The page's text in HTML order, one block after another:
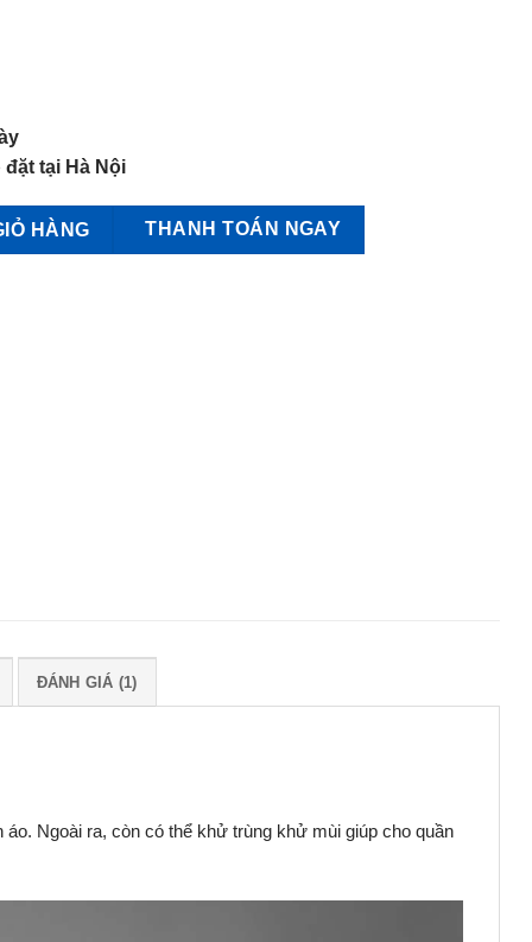
tại Hà Nội
số lượng
HÀNG THANH TOÁN NGAY
ĐÁNH GIÁ (1)
Ngoài ra, còn có thể khử trùng khử mùi giúp cho quần